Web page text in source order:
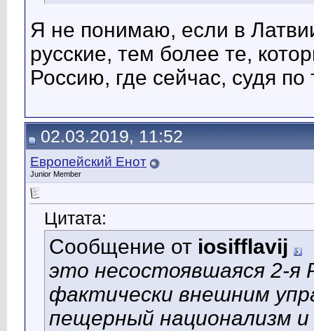
Я не понимаю, если в
русские, тем более те,
Россию, где сейчас, судя по
02.03.2019, 11:52
Европейский Енот
Junior Member
Цитата:
Сообщение от iosifflavij
это несостоявшаяся 2-я
фактически внешним
пещерный национализм